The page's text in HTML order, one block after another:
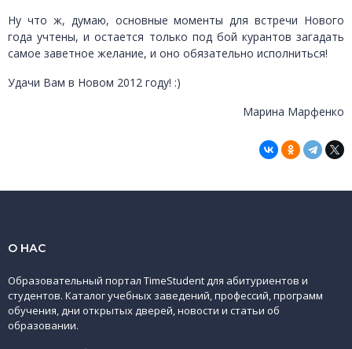
Ну что ж, думаю, основные моменты для встречи Нового
года учтены, и остается только под бой курантов загадать
самое заветное желание, и оно обязательно исполниться!
Удачи Вам в Новом 2012 году! :)
Марина Марфенко
О НАС
Образовательный портал TimeStudent для абитуриентов и
студентов. Каталог учебных заведений, профессий, программ
обучения, дни открытых дверей, новости и статьи об
образовании.